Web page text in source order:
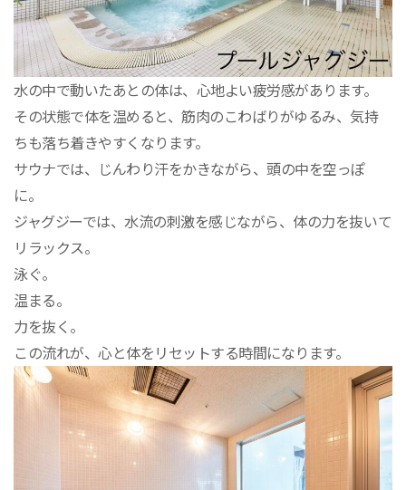
水の中で動いたあとの体は、心地よい疲労感があります。
その状態で体を温めると、筋肉のこわばりがゆるみ、気持
ちも落ち着きやすくなります。
サウナでは、じんわり汗をかきながら、頭の中を空っぽ
に。
ジャグジーでは、水流の刺激を感じながら、体の力を抜いて
リラックス。
泳ぐ。
温まる。
力を抜く。
この流れが、心と体をリセットする時間になります。